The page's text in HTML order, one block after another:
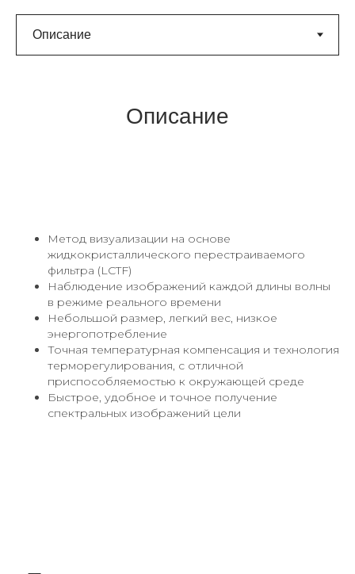
Описание
Метод визуализации на основе
жидкокристаллического перестраиваемого
фильтра (LCTF)
Наблюдение изображений каждой длины волны
в режиме реального времени
Небольшой размер, легкий вес, низкое
энергопотребление
Точная температурная компенсация и технология
терморегулирования, с отличной
приспособляемостью к окружающей среде
Быстрое, удобное и точное получение
спектральных изображений цели